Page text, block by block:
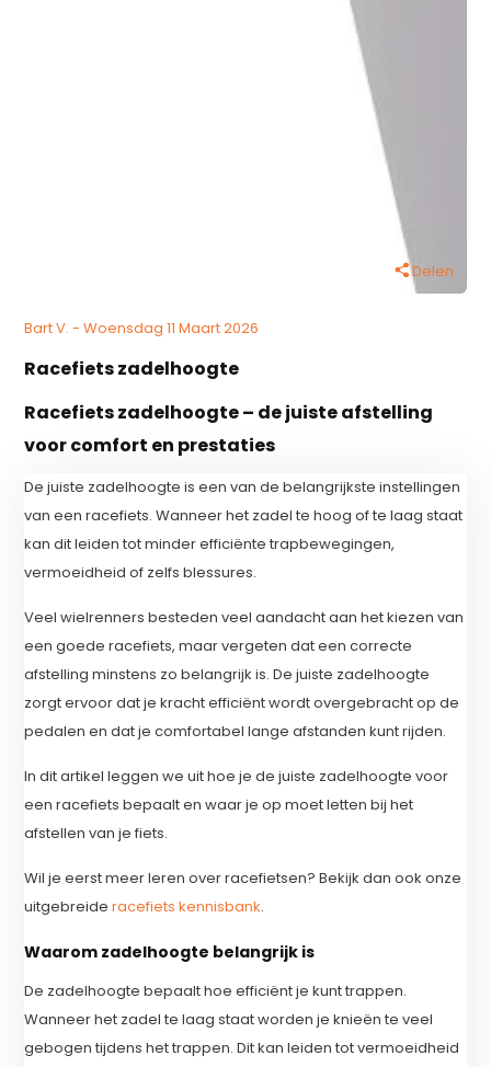
Delen
Bart V. - Woensdag 11 Maart 2026
Racefiets zadelhoogte
Racefiets zadelhoogte – de juiste afstelling
voor comfort en prestaties
De juiste zadelhoogte is een van de belangrijkste instellingen
van een racefiets. Wanneer het zadel te hoog of te laag staat
kan dit leiden tot minder efficiënte trapbewegingen,
vermoeidheid of zelfs blessures.
Veel wielrenners besteden veel aandacht aan het kiezen van
een goede racefiets, maar vergeten dat een correcte
afstelling minstens zo belangrijk is. De juiste zadelhoogte
zorgt ervoor dat je kracht efficiënt wordt overgebracht op de
pedalen en dat je comfortabel lange afstanden kunt rijden.
In dit artikel leggen we uit hoe je de juiste zadelhoogte voor
een racefiets bepaalt en waar je op moet letten bij het
afstellen van je fiets.
Wil je eerst meer leren over racefietsen? Bekijk dan ook onze
uitgebreideracefiets kennisbank.
Waarom zadelhoogte belangrijk is
De zadelhoogte bepaalt hoe efficiënt je kunt trappen.
Wanneer het zadel te laag staat worden je knieën te veel
gebogen tijdens het trappen. Dit kan leiden tot vermoeidheid